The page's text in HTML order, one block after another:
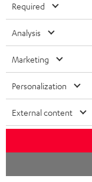
e
r
a
n
m
l
n
Kategorien
HEIMKINO
HEIMKINO-
SOUNDBARS
Unternehmen
Required
Analysis
Marketing
Personalization
External content